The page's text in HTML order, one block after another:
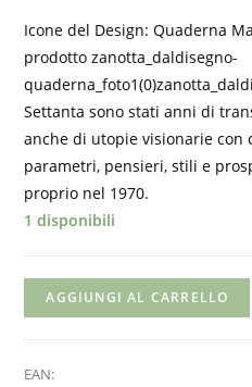
Icone del Design: Quaderna
prodotto zanotta_daldisegno-
Settanta sono stati anni di
anche di utopie visionarie con
parametri, pensieri, stili e
proprio nel 1970.
1 disponibili
AGGIUNGI AL CARRELLO
EAN: